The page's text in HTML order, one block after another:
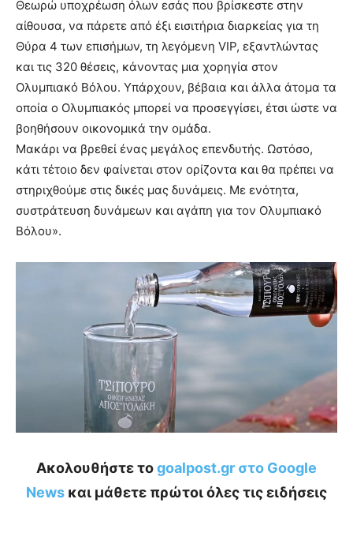
Θεωρώ υποχρέωση όλων εσάς που βρίσκεστε στην
αίθουσα, να πάρετε από έξι εισιτήρια διαρκείας για τη
Θύρα 4 των επισήμων, τη λεγόμενη VIP, εξαντλώντας
και τις 320 θέσεις, κάνοντας μια χορηγία στον
Ολυμπιακό Βόλου. Υπάρχουν, βέβαια και άλλα άτομα τα
οποία ο Ολυμπιακός μπορεί να προσεγγίσει, έτσι ώστε να
βοηθήσουν οικονομικά την ομάδα.
Μακάρι να βρεθεί ένας μεγάλος επενδυτής. Ωστόσο,
κάτι τέτοιο δεν φαίνεται στον ορίζοντα και θα πρέπει να
στηριχθούμε στις δικές μας δυνάμεις. Με ενότητα,
συστράτευση δυνάμεων και αγάπη για τον Ολυμπιακό
Βόλου».
Ακολουθήστε τοgoalpost.gr στο Google
News και μάθετε πρώτοι όλες τις ειδήσεις